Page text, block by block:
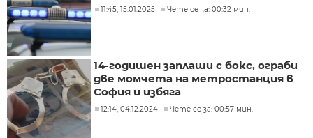
11:45, 15.01.2025 Чете се за: 00:32 мин.
14-годишен заплаши с бокс, ограби
две момчета на метростанция в
София и избяга
12:14, 04.12.2024 Чете се за: 00:57 мин.